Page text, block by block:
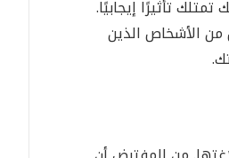
تأثيرًا إيجابيًا.
من الأشخاص الذين